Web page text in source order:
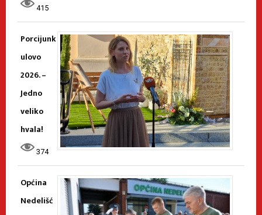
415
Porcijunk
ulovo
2026. –
Jedno
veliko
hvala!
374
Općina
Nedelišć